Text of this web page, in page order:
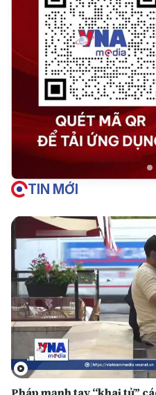
TIN MỚI